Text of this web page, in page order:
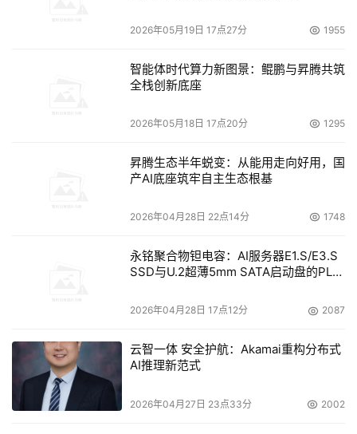
2026年05月19日 17点27分 1955
智能体时代算力新图景：鲲鹏与昇腾共筑
全栈创新底座
2026年05月18日 17点20分 1295
昇腾生态半年蜕变：从能用走向好用，国
产AI底座筑牢自主生态根基
2026年04月28日 22点14分 1748
永铭聚合物钽电容：AI服务器E1.S/E3.S
SSD与U.2超薄5mm SATA启动盘的PLP
2026年04月28日 17点12分 2087
云智一体 安全护航：Akamai重构分布式
AI推理新范式
2026年04月27日 23点33分 2002